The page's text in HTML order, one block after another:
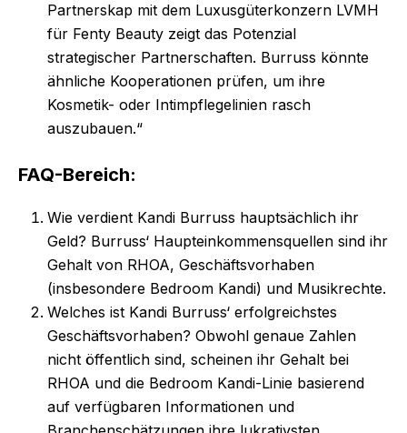
Partnerskap mit dem Luxusgüterkonzern LVMH
für Fenty Beauty zeigt das Potenzial
strategischer Partnerschaften. Burruss könnte
ähnliche Kooperationen prüfen, um ihre
Kosmetik- oder Intimpflegelinien rasch
auszubauen.“
FAQ-Bereich:
Wie verdient Kandi Burruss hauptsächlich ihr
Geld? Burruss‘ Haupteinkommensquellen sind ihr
Gehalt von RHOA, Geschäftsvorhaben
(insbesondere Bedroom Kandi) und Musikrechte.
Welches ist Kandi Burruss‘ erfolgreichstes
Geschäftsvorhaben? Obwohl genaue Zahlen
nicht öffentlich sind, scheinen ihr Gehalt bei
RHOA und die Bedroom Kandi-Linie basierend
auf verfügbaren Informationen und